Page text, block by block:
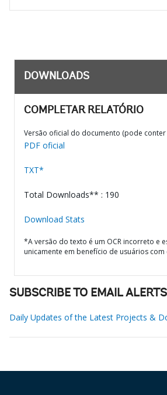
DOWNLOADS
COMPLETAR RELATÓRIO
Versão oficial do documento (pode conter
PDF oficial
TXT*
Total Downloads** : 190
Download Stats
*A versão do texto é um OCR incorreto e
unicamente em benefício de usuários
SUBSCRIBE TO EMAIL ALERTS
Daily Updates of the Latest Projects &